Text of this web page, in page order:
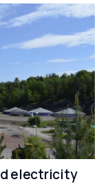
electricity